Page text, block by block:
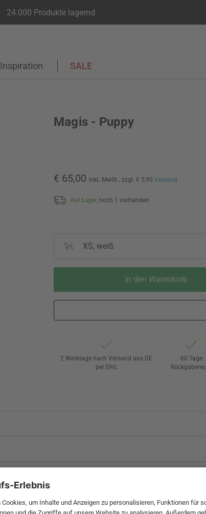
24.000 Produkte lagernd
Inspiration SALE
Magis - Puppy
€ 65,00 inkl. MwSt., zzgl. € 5,95 Versand
Auf Lager, noch 1 vorhanden
XS, weiß
In den Warenkorb
2 Werktage nach Versand aus DE
per DHL
60 Tage